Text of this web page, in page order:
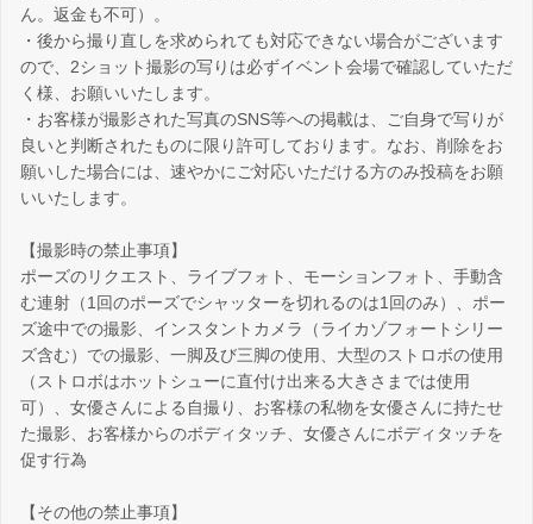
ん。返金も不可）。
・後から撮り直しを求められても対応できない場合がございます
ので、2ショット撮影の写りは必ずイベント会場で確認していただ
く様、お願いいたします。
・お客様が撮影された写真のSNS等への掲載は、ご自身で写りが
良いと判断されたものに限り許可しております。なお、削除をお
願いした場合には、速やかにご対応いただける方のみ投稿をお願
いいたします。
【撮影時の禁止事項】
ポーズのリクエスト、ライブフォト、モーションフォト、手動含
む連射（1回のポーズでシャッターを切れるのは1回のみ）、ポー
ズ途中での撮影、インスタントカメラ（ライカゾフォートシリー
ズ含む）での撮影、一脚及び三脚の使用、大型のストロボの使用
（ストロボはホットシューに直付け出来る大きさまでは使用
可）、女優さんによる自撮り、お客様の私物を女優さんに持たせ
た撮影、お客様からのボディタッチ、女優さんにボディタッチを
促す行為
【その他の禁止事項】